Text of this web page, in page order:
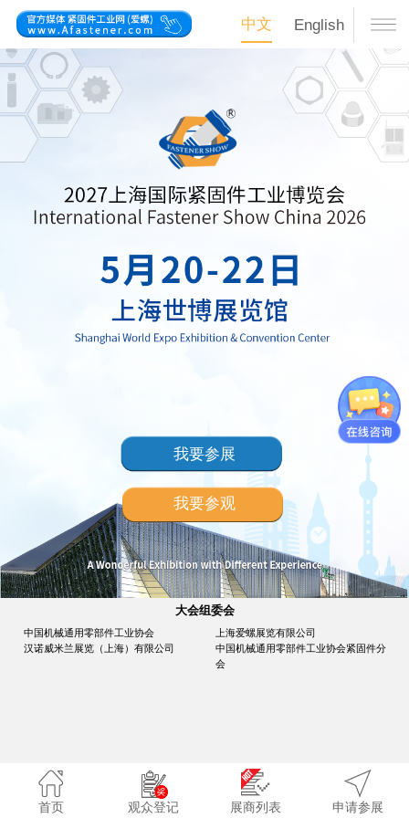
中文 English
我要参展
我要参观
大会组委会
中国机械通用零部件工业协会
上海爱螺展览有限公司
汉诺威米兰展览（上海）有限公司
中国机械通用零部件工业协会紧固件分
会
首页 观众登记 展商列表 申请参展